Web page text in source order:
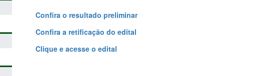
Confira o resultado preliminar
Confira a retificação do edital
Clique e acesse o edital